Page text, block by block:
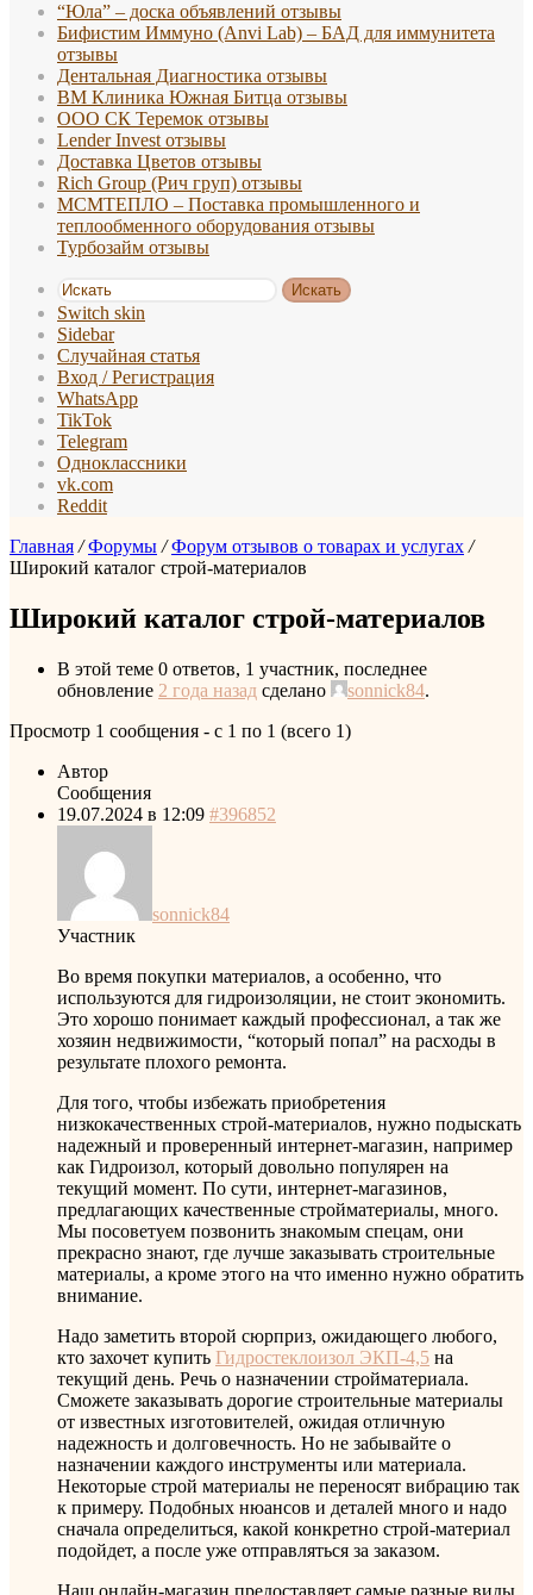
“Юла” – доска объявлений отзывы
Бифистим Иммуно (Anvi Lab) – БАД для иммунитета
отзывы
Дентальная Диагностика отзывы
ВМ Клиника Южная Битца отзывы
ООО СК Теремок отзывы
Lender Invest отзывы
Доставка Цветов отзывы
Rich Group (Рич груп) отзывы
МСМТЕПЛО – Поставка промышленного и
теплообменного оборудования отзывы
Турбозайм отзывы
Искать
Switch skin
Sidebar
Случайная статья
Вход / Регистрация
WhatsApp
TikTok
Telegram
Одноклассники
vk.com
Reddit
Главная / Форумы / Форум отзывов о товарах и услугах /
Широкий каталог строй-материалов
Широкий каталог строй-материалов
В этой теме 0 ответов, 1 участник, последнее
обновление 2 года назад сделано sonnick84.
Просмотр 1 сообщения - с 1 по 1 (всего 1)
Автор
Сообщения
19.07.2024 в 12:09 #396852
sonnick84
Участник
Во время покупки материалов, а особенно, что
используются для гидроизоляции, не стоит экономить.
Это хорошо понимает каждый профессионал, а так же
хозяин недвижимости, “который попал” на расходы в
результате плохого ремонта.
Для того, чтобы избежать приобретения
низкокачественных строй-материалов, нужно подыскать
надежный и проверенный интернет-магазин, например
как Гидроизол, который довольно популярен на
текущий момент. По сути, интернет-магазинов,
предлагающих качественные стройматериалы, много.
Мы посоветуем позвонить знакомым спецам, они
прекрасно знают, где лучше заказывать строительные
материалы, а кроме этого на что именно нужно обратить
внимание.
Надо заметить второй сюрприз, ожидающего любого,
кто захочет купить Гидростеклоизол ЭКП-4,5 на
текущий день. Речь о назначении стройматериала.
Сможете заказывать дорогие строительные материалы
от известных изготовителей, ожидая отличную
надежность и долговечность. Но не забывайте о
назначении каждого инструменты или материала.
Некоторые строй материалы не переносят вибрацию так
к примеру. Подобных нюансов и деталей много и надо
сначала определиться, какой конкретно строй-материал
подойдет, а после уже отправляться за заказом.
Наш онлайн-магазин предоставляет самые разные виды